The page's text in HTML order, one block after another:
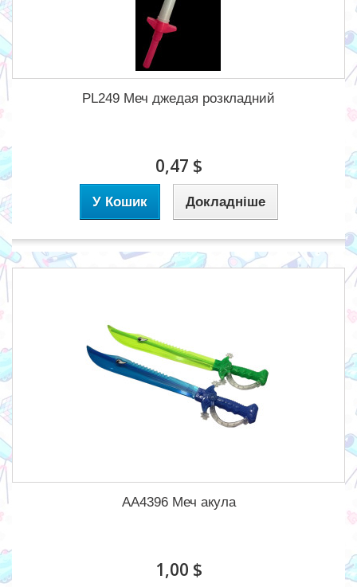
PL249 Меч джедая розкладний
0,47 $
У Кошик Докладніше
AA4396 Меч акула
1,00 $